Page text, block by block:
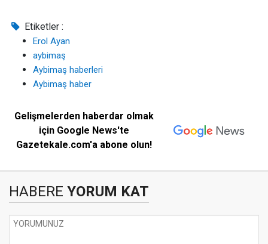
Etiketler :
Erol Ayan
aybimaş
Aybimaş haberleri
Aybimaş haber
Gelişmelerden haberdar olmak
için Google News'te
Gazetekale.com'a abone olun!
HABERE YORUM KAT